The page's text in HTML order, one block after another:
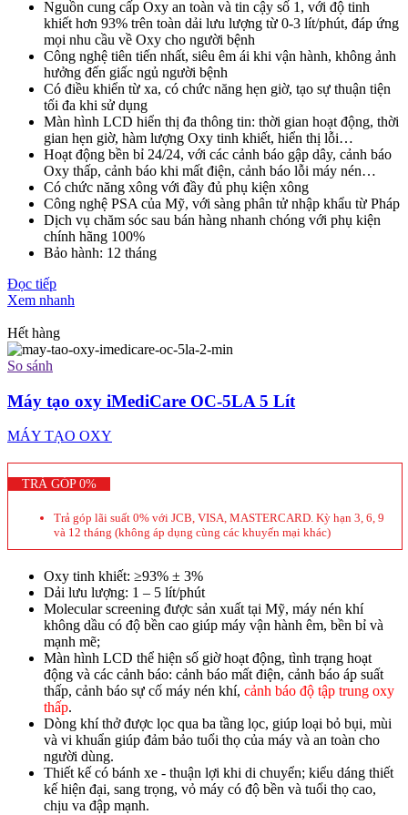
Nguồn cung cấp Oxy an toàn và tin cậy số 1, với độ tinh
khiết hơn 93% trên toàn dải lưu lượng từ 0-3 lít/phút, đáp ứng
mọi nhu cầu về Oxy cho người bệnh
Công nghệ tiên tiến nhất, siêu êm ái khi vận hành, không ảnh
hưởng đến giấc ngủ người bệnh
Có điều khiển từ xa, có chức năng hẹn giờ, tạo sự thuận tiện
tối đa khi sử dụng
Màn hình LCD hiển thị đa thông tin: thời gian hoạt động, thời
gian hẹn giờ, hàm lượng Oxy tinh khiết, hiển thị lỗi…
Hoạt động bền bỉ 24/24, với các cảnh báo gập dây, cảnh báo
Oxy thấp, cảnh báo khi mất điện, cảnh báo lỗi máy nén…
Có chức năng xông với đầy đủ phụ kiện xông
Công nghệ PSA của Mỹ, với sàng phân tử nhập khẩu từ Pháp
Dịch vụ chăm sóc sau bán hàng nhanh chóng với phụ kiện
chính hãng 100%
Bảo hành: 12 tháng
Đọc tiếp
Xem nhanh
Hết hàng
So sánh
Máy tạo oxy iMediCare OC-5LA 5 Lít
MÁY TẠO OXY
TRẢ GÓP 0%
Trả góp lãi suất 0% với JCB, VISA, MASTERCARD. Kỳ hạn 3, 6, 9
và 12 tháng (không áp dụng cùng các khuyến mại khác)
Oxy tinh khiết: ≥93% ± 3%
Dải lưu lượng: 1 – 5 lít/phút
Molecular screening được sản xuất tại Mỹ, máy nén khí
không dầu có độ bền cao giúp máy vận hành êm, bền bỉ và
mạnh mẽ;
Màn hình LCD thể hiện số giờ hoạt động, tình trạng hoạt
động và các cảnh báo: cảnh báo mất điện, cảnh báo áp suất
thấp, cảnh báo sự cố máy nén khí, cảnh báo độ tập trung oxy
thấp.
Dòng khí thở được lọc qua ba tầng lọc, giúp loại bỏ bụi, mùi
và vi khuẩn giúp đảm bảo tuổi thọ của máy và an toàn cho
người dùng.
Thiết kế có bánh xe - thuận lợi khi di chuyển; kiểu dáng thiết
kế hiện đại, sang trọng, vỏ máy có độ bền và tuổi thọ cao,
chịu va đập mạnh.